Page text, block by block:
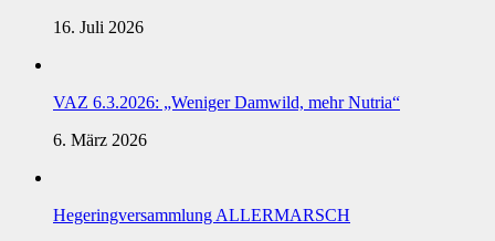
16. Juli 2026
VAZ 6.3.2026: „Weniger Damwild, mehr Nutria“
6. März 2026
Hegeringversammlung ALLERMARSCH